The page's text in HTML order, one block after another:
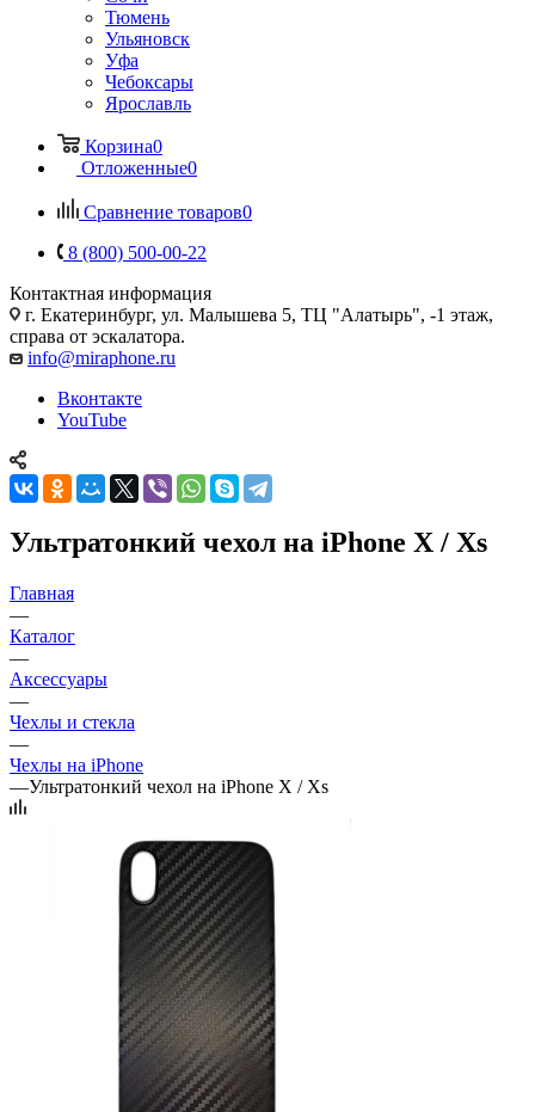
Тюмень
Ульяновск
Уфа
Чебоксары
Ярославль
Корзина0
Отложенные0
Сравнение товаров0
8 (800) 500-00-22
Контактная информация
г. Екатеринбург, ул. Малышева 5, ТЦ "Алатырь", -1 этаж,
справа от эскалатора.
info@miraphone.ru
Вконтакте
YouTube
Ультратонкий чехол на iPhone X / Xs
Главная
—
Каталог
—
Аксессуары
—
Чехлы и стекла
—
Чехлы на iPhone
—Ультратонкий чехол на iPhone X / Xs